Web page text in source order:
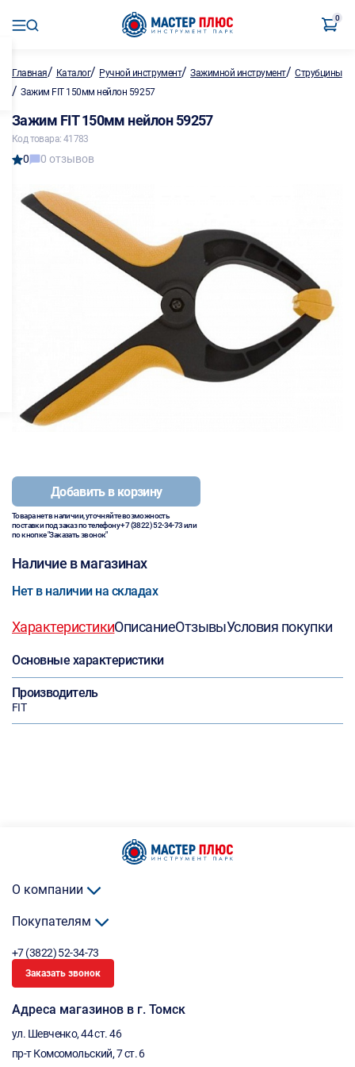
0
Главная/ Каталог/ Ручной инструмент/Зажимной инструмент/Струбцины
/ Зажим FIT 150мм нейлон 59257
Зажим FIT 150мм нейлон 59257
Код товара: 41783
0 0 отзывов
Добавить в корзину
Товара нет в наличии, уточняйте возможность
поставки под заказ по телефону+7 (3822) 52-34-73или
по кнопке "Заказать звонок"
Наличие в магазинах
Нет в наличии на складах
ХарактеристикиОписаниеОтзывыУсловия покупки
Основные характеристики
Производитель
FIT
О компании
Покупателям
+7 (3822) 52-34-73
Заказать звонок
Адреса магазинов в г. Томск
ул. Шевченко, 44 ст. 46
пр-т Комсомольский, 7 ст. 6